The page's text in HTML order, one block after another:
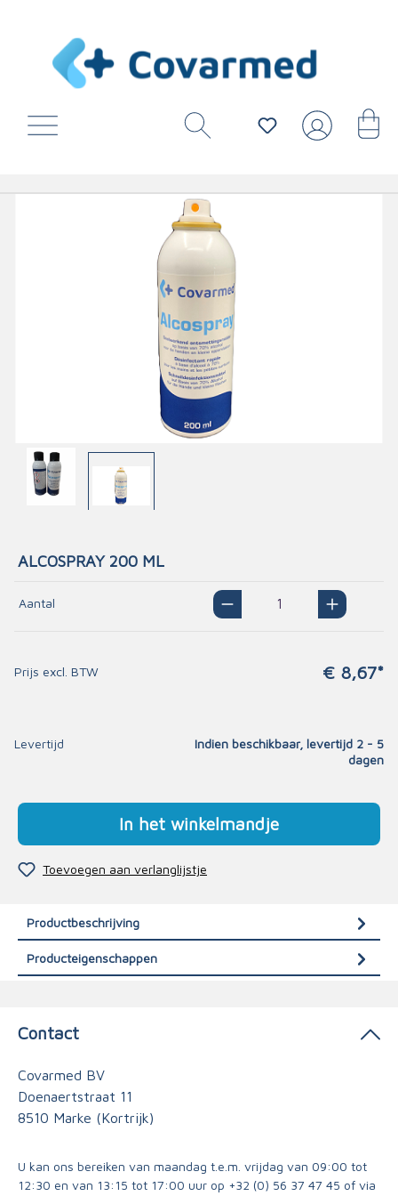
ALCOSPRAY 200 ML
Aantal
Prijs excl. BTW € 8,67*
Levertijd
Indien beschikbaar, levertijd 2 - 5
dagen
In het winkelmandje
Toevoegen aan verlanglijstje
Productbeschrijving
Producteigenschappen
Contact
Covarmed BV
Doenaertstraat 11
8510 Marke (Kortrijk)
U kan ons bereiken van maandag t.e.m. vrijdag van 09:00 tot
12:30 en van 13:15 tot 17:00 uur op +32 (0) 56 37 47 45 of via